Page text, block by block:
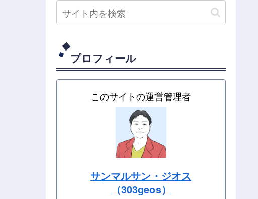
プロフィール
このサイトの運営管理者
サンマルサン・ジオス
（303geos）